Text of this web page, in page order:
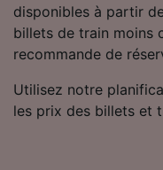
disponibles à partir
billets de train moins
recommande de
Utilisez notre
les prix des billets et